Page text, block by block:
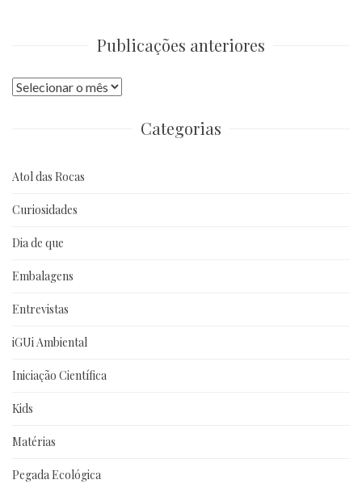
Publicações anteriores
Publicações
Categorias
Atol das Rocas
Curiosidades
Dia de que
Embalagens
Entrevistas
iGUi Ambiental
Iniciação Científica
Kids
Matérias
Pegada Ecológica